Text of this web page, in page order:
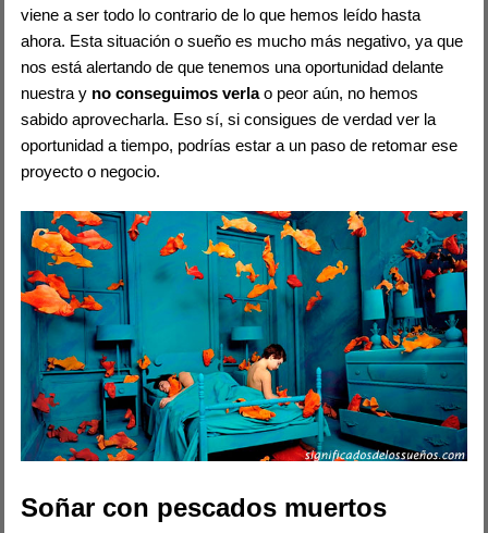
viene a ser todo lo contrario de lo que hemos leído hasta
ahora. Esta situación o sueño es mucho más negativo, ya que
nos está alertando de que tenemos una oportunidad delante
nuestra y no conseguimos verlao peor aún, no hemos
sabido aprovecharla. Eso sí, si consigues de verdad ver la
oportunidad a tiempo, podrías estar a un paso de retomar ese
proyecto o negocio.
Soñar con pescados muertos